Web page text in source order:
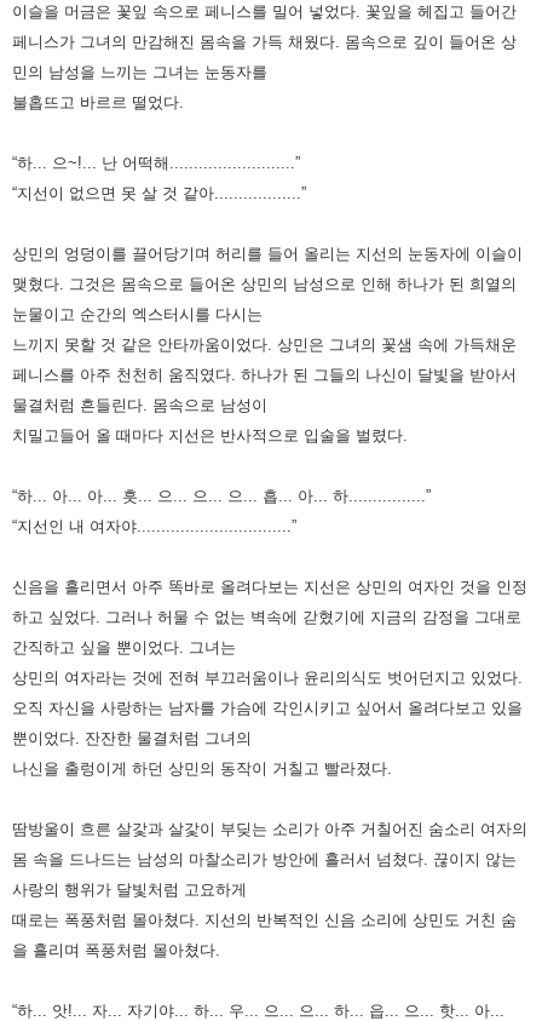
이슬을 머금은 꽃잎 속으로 페니스를 밀어 넣었다. 꽃잎을 헤집고 들어간
페니스가 그녀의 만감해진 몸속을 가득 채웠다. 몸속으로 깊이 들어온 상
민의 남성을 느끼는 그녀는 눈동자를
불홉뜨고 바르르 떨었다.
“하... 으~!... 난 어떡해..........................”
“지선이 없으면 못 살 것 같아..................”
상민의 엉덩이를 끌어당기며 허리를 들어 올리는 지선의 눈동자에 이슬이
맺혔다. 그것은 몸속으로 들어온 상민의 남성으로 인해 하나가 된 희열의
눈물이고 순간의 엑스터시를 다시는
느끼지 못할 것 같은 안타까움이었다. 상민은 그녀의 꽃샘 속에 가득채운
페니스를 아주 천천히 움직였다. 하나가 된 그들의 나신이 달빛을 받아서
물결처럼 흔들린다. 몸속으로 남성이
치밀고 들어 올 때마다 지선은 반사적으로 입술을 벌렸다.
“하... 아... 아... 흣... 으... 으... 으... 흡... 아... 하................”
“지선인 내 여자야................................”
신음을 흘리면서 아주 똑바로 올려다보는 지선은 상민의 여자인 것을 인정
하고 싶었다. 그러나 허물 수 없는 벽속에 갇혔기에 지금의 감정을 그대로
간직하고 싶을 뿐이었다. 그녀는
상민의 여자라는 것에 전혀 부끄러움이나 윤리의식도 벗어던지고 있었다.
오직 자신을 사랑하는 남자를 가슴에 각인시키고 싶어서 올려다보고 있을
뿐이었다. 잔잔한 물결처럼 그녀의
나신을 출렁이게 하던 상민의 동작이 거칠고 빨라졌다.
땀방울이 흐른 살갗과 살갗이 부딪는 소리가 아주 거칠어진 숨소리 여자의
몸 속을 드나드는 남성의 마찰소리가 방안에 흘러서 넘쳤다. 끊이지 않는
사랑의 행위가 달빛처럼 고요하게
때로는 폭풍처럼 몰아쳤다. 지선의 반복적인 신음 소리에 상민도 거친 숨
을 흘리며 폭풍처럼 몰아쳤다.
“하... 앗!... 자... 자기야... 하... 우... 으... 으... 하... 읍... 으... 핫... 아...